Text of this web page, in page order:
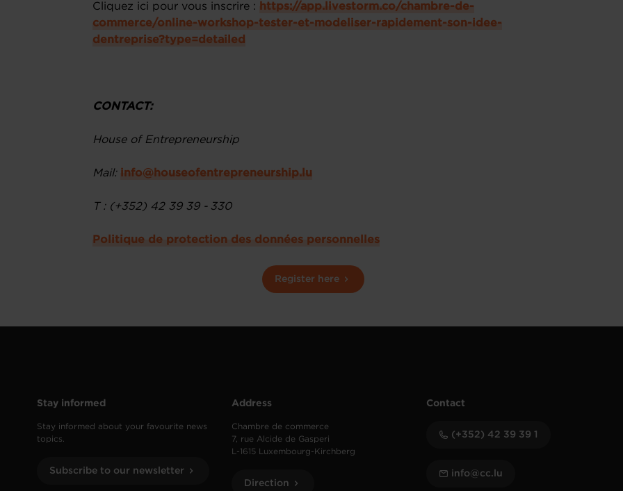
Cliquez ici pour vous inscrire :
https://app.livestorm.co/chambre-de-
commerce/online-workshop-tester-et-modeliser-rapidement-son-idee-
dentreprise?type=detailed
CONTACT:
House of Entrepreneurship
Mail: info@houseofentrepreneurship.lu
T : (+352) 42 39 39 - 330
Politique de protection des données personnelles
Register here
Stay informed
Stay informed about your favourite news
topics.
Subscribe to our newsletter
Address
Chambre de commerce
7, rue Alcide de Gasperi
L-1615 Luxembourg-Kirchberg
Direction
Contact
(+352) 42 39 39 1
info@cc.lu